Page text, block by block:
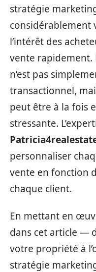
stratégie
considérablement
l’intérêt des
vente rapidement.
n’est pas
transactionnel,
peut être à la fois
stressante.
personnaliser
vente en fonction
chaque client.
En mettant en
dans cet article —
votre propriété à
stratégie